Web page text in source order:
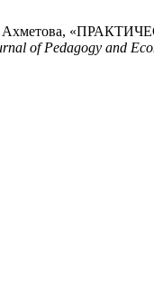
и Э.Е. Ахметова,
of Pedagogy and